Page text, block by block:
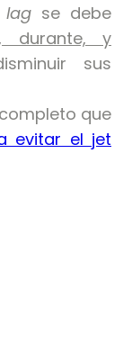
se debe
durante, y
sus
que
evitar el jet